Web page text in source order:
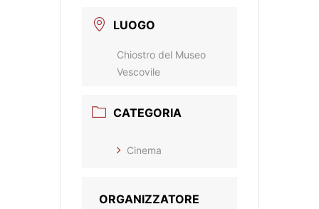
LUOGO
Chiostro del Museo
Vescovile
CATEGORIA
Cinema
ORGANIZZATORE